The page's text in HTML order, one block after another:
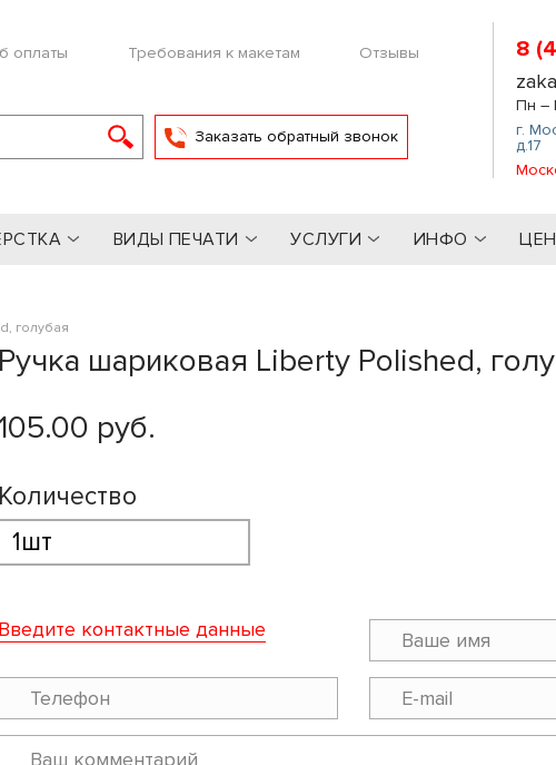
оплаты Требования к макетам Отзывы
Заказать обратный звонок
8
Пн –
г.
д.17
ВИДЫ ПЕЧАТИ УСЛУГИ ИНФО
голубая
Ручка шариковая Liberty Polished,
руб.
Количество
Введите контактные данные